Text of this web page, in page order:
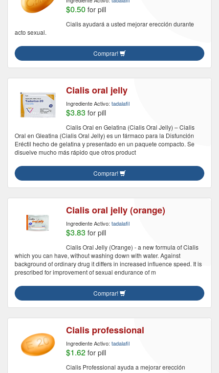
$0.50 for pill
Cialis ayudará a usted mejorar erección durante
acto sexual.
Comprar!
Cialis oral jelly
Ingrediente Activo: tadalafil
$3.83 for pill
Cialis Oral en Gelatina (Cialis Oral Jelly) – Cialis
Oral en Gleatina (Cialis Oral Jelly) es un fármaco para la Disfunción
Eréctil hecho de gelatina y presentado en un paquete compacto. Se
disuelve mucho más rápido que otros product
Comprar!
Cialis oral jelly (orange)
Ingrediente Activo: tadalafil
$3.83 for pill
Cialis Oral Jelly (Orange) - a new formula of Cialis
which you can have, without washing down with water. Against
background of ordinary drug it differs in increased influence speed. It is
prescribed for improvement of sexual endurance of m
Comprar!
Cialis professional
Ingrediente Activo: tadalafil
$1.62 for pill
Cialis Professional ayuda a mejorar erección